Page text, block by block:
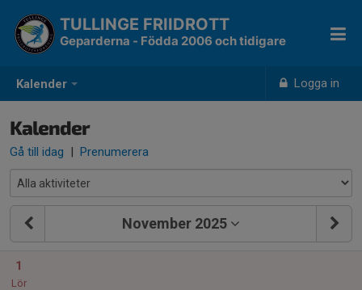
Kalender Logga in
TULLINGE FRIIDROTT
Geparderna - Födda 2006 och tidigare
Kalender
Gå till idag | Prenumerera
November 2025
1
Lör